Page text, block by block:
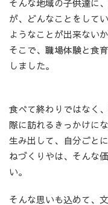
そんな地域の子供達に
が、どんなことをして
ようなことが出来ない
そこで、職場体験と食
しました。
食べて終わりではなく
際に訪れるきっかけに
生み出して、自分ごと
ねづくりやは、そんな
い。
そんな思いも込めて、